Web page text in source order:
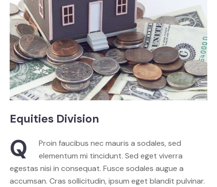
Equities Division
Q
Proin faucibus nec mauris a sodales, sed
elementum mi tincidunt. Sed eget viverra
egestas nisi in consequat. Fusce sodales augue a
accumsan. Cras sollicitudin, ipsum eget blandit pulvinar.